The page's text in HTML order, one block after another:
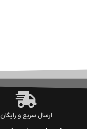
ارسال سریع و رایگان